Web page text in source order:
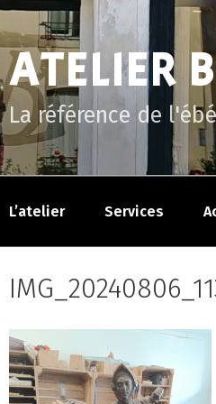
ATELIER
La référence de
L’atelier Services